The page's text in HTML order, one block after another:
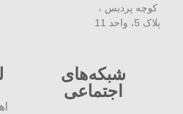
کوچه پردیس ،
پلاک 5، واحد 11
شبکه‌های
اجتماعی